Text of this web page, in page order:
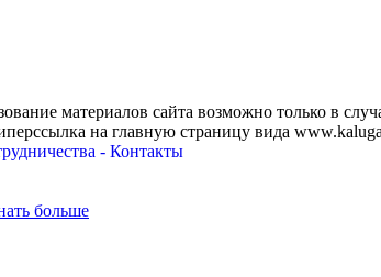
материалов сайта возможно только в
на главную страницу вида
- Контакты
больше